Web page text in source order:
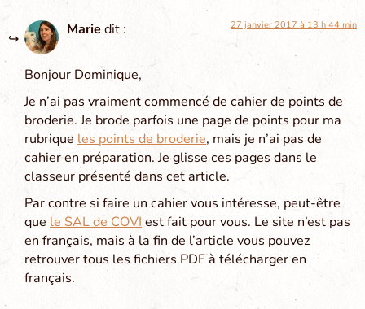
Mariedit : 27 janvier 2017 à 13 h 44 min
Bonjour Dominique,
Je n’ai pas vraiment commencé de cahier de points de
broderie. Je brode parfois une page de points pour ma
rubrique les points de broderie, mais je n’ai pas de
cahier en préparation. Je glisse ces pages dans le
classeur présenté dans cet article.
Par contre si faire un cahier vous intéresse, peut-être
que le SAL de COVI est fait pour vous. Le site n’est pas
en français, mais à la fin de l’article vous pouvez
retrouver tous les fichiers PDF à télécharger en
français.